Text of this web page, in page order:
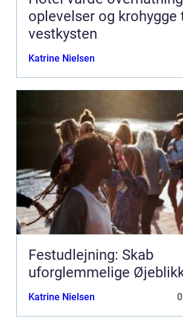
oplevelser og
vestkysten
Katrine Nielsen
Festudlejning: Skab
uforglemmelige
Katrine Nielsen